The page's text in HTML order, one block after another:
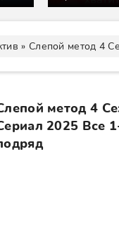
» Слепой метод 4
метод 4
2025 Все